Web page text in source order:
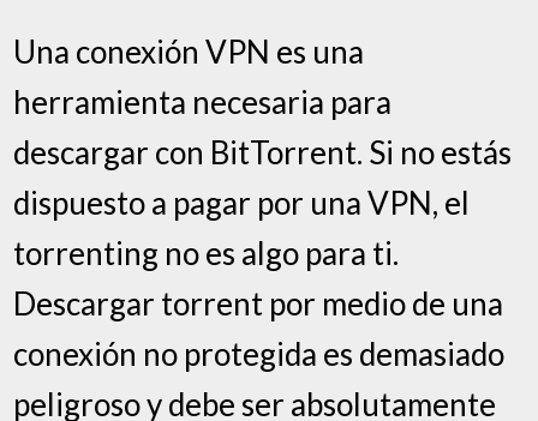
Una conexión VPN es una
herramienta necesaria para
descargar con BitTorrent. Si no estás
dispuesto a pagar por una VPN, el
torrenting no es algo para ti.
Descargar torrent por medio de una
conexión no protegida es demasiado
peligroso y debe ser absolutamente